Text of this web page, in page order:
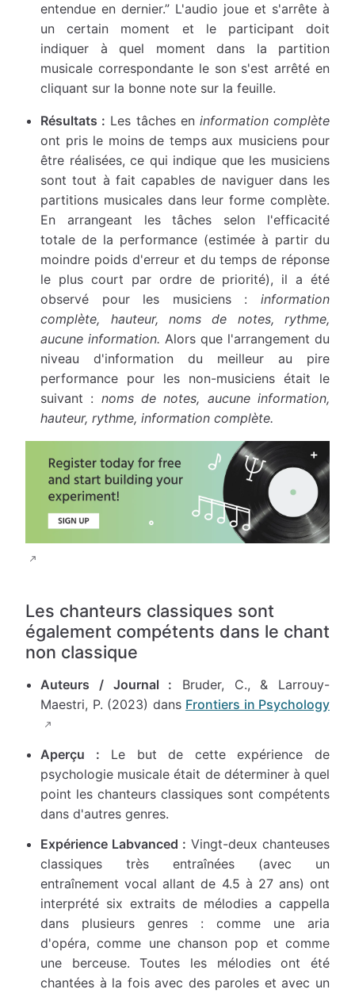
entendue en dernier.” L'audio joue et s'arrête à
un certain moment et le participant doit
indiquer à quel moment dans la partition
musicale correspondante le son s'est arrêté en
cliquant sur la bonne note sur la feuille.
Résultats : Les tâches en information complète
ont pris le moins de temps aux musiciens pour
être réalisées, ce qui indique que les musiciens
sont tout à fait capables de naviguer dans les
partitions musicales dans leur forme complète.
En arrangeant les tâches selon l'efficacité
totale de la performance (estimée à partir du
moindre poids d'erreur et du temps de réponse
le plus court par ordre de priorité), il a été
observé pour les musiciens : information
complète, hauteur, noms de notes, rythme,
aucune information. Alors que l'arrangement du
niveau d'information du meilleur au pire
performance pour les non-musiciens était le
suivant : noms de notes, aucune information,
hauteur, rythme, information complète.
Les chanteurs classiques sont
également compétents dans le chant
non classique
Auteurs / Journal : Bruder, C., & Larrouy-
Maestri, P. (2023) dans Frontiers in Psychology
Aperçu : Le but de cette expérience de
psychologie musicale était de déterminer à quel
point les chanteurs classiques sont compétents
dans d'autres genres.
Expérience Labvanced : Vingt-deux chanteuses
classiques très entraînées (avec un
entraînement vocal allant de 4.5 à 27 ans) ont
interprété six extraits de mélodies a cappella
dans plusieurs genres : comme une aria
d'opéra, comme une chanson pop et comme
une berceuse. Toutes les mélodies ont été
chantées à la fois avec des paroles et avec un